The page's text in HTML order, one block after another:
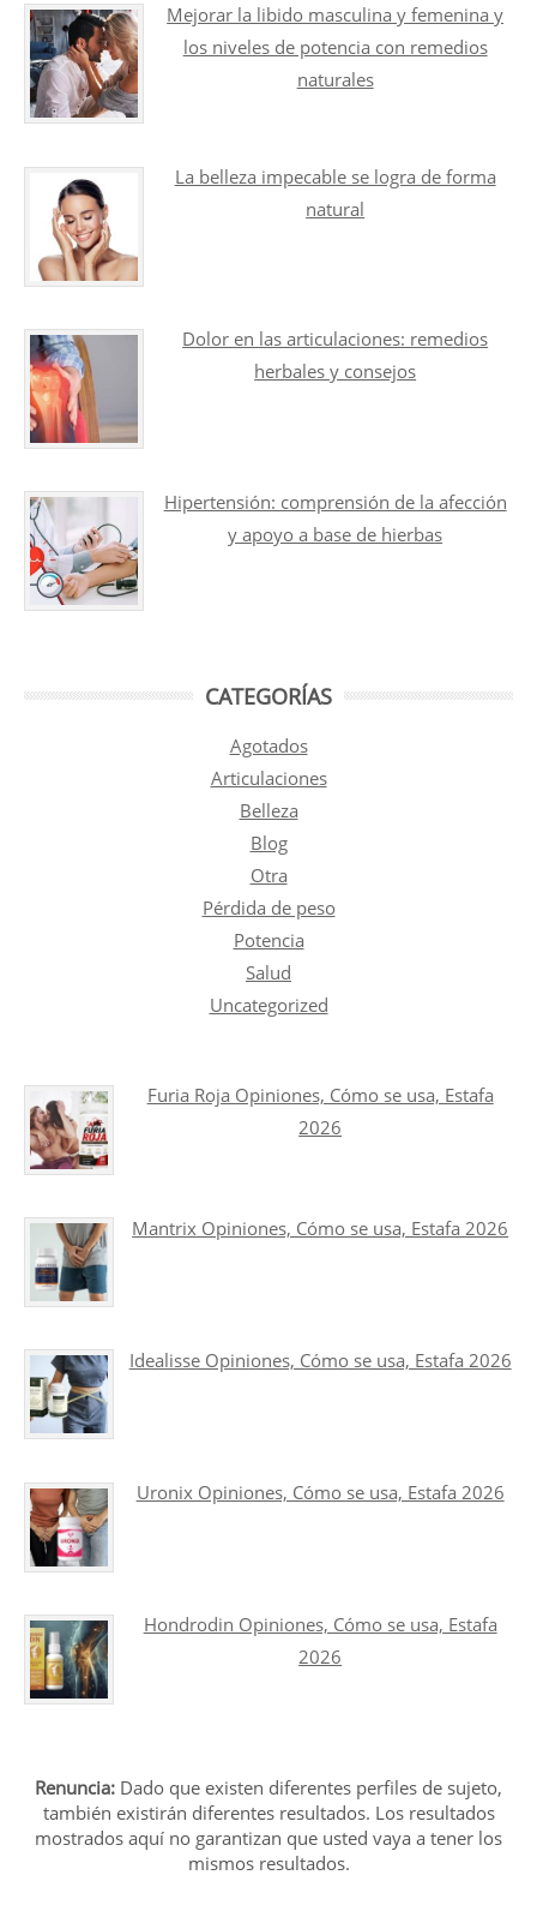
Mejorar la libido masculina y femenina y
los niveles de potencia con remedios
naturales
La belleza impecable se logra de forma
natural
Dolor en las articulaciones: remedios
herbales y consejos
Hipertensión: comprensión de la afección
y apoyo a base de hierbas
CATEGORÍAS
Agotados
Articulaciones
Belleza
Blog
Otra
Pérdida de peso
Potencia
Salud
Uncategorized
Furia Roja Opiniones, Cómo se usa, Estafa
2026
Mantrix Opiniones, Cómo se usa, Estafa 2026
Idealisse Opiniones, Cómo se usa, Estafa 2026
Uronix Opiniones, Cómo se usa, Estafa 2026
Hondrodin Opiniones, Cómo se usa, Estafa
2026
Renuncia: Dado que existen diferentes perfiles de sujeto,
también existirán diferentes resultados. Los resultados
mostrados aquí no garantizan que usted vaya a tener los
mismos resultados.